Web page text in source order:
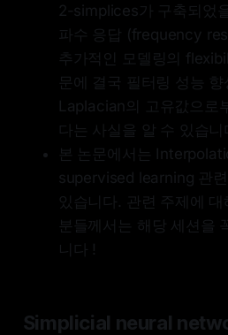
2-simplices가 구축되었
파수 응답 (frequency
추가적인 모델링의
문에 결국 필터링 성능
Laplacian의 고유값으로
다는 사실을 알 수 있습니
본 논문에서는
supervised learning 관
있습니다. 관련 주제에
분들께서는 해당 세션을
니다 !
Simplicial neural